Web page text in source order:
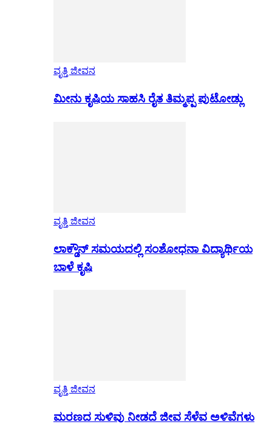
ವೃತ್ತಿ ಜೀವನ
ಮೀನು ಕೃಷಿಯ ಸಾಹಸಿ ರೈತ ತಿಮ್ಮಪ್ಪ ಪುಟೋಡ್ಲು
ವೃತ್ತಿ ಜೀವನ
ಲಾಕ್ಡೌನ್ ಸಮಯದಲ್ಲಿ ಸಂಶೋಧನಾ ವಿದ್ಯಾರ್ಥಿಯ
ಬಾಳೆ ಕೃಷಿ
ವೃತ್ತಿ ಜೀವನ
ಮರಣದ ಸುಳಿವು ನೀಡದೆ ಜೀವ ಸೆಳೆವ ಅಳಿವೆಗಳು